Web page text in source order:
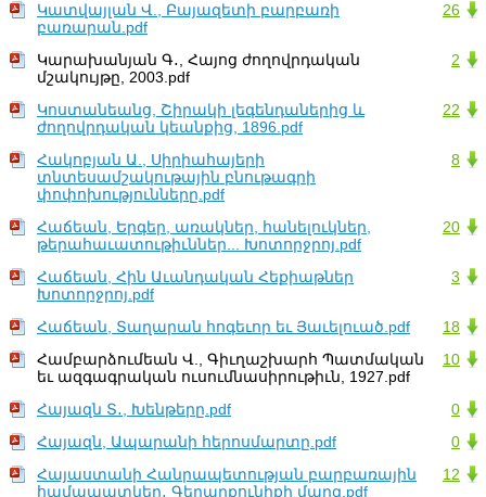
26
Կատվայլան Վ., Բայազետի բարբառի
բառարան.pdf
2
Կարախանյան Գ․, Հայոց ժողովրդական
մշակույթը, 2003.pdf
22
Կոստանեանց, Շիրակի լեգենդաներից և
ժողովրդական կեանքից, 1896.pdf
8
Հակոբյան Ա., Սիրիահայերի
տնտեսամշակութային բնութագրի
փոփոխությունները.pdf
20
Հաճեան, Երգեր, առակներ, հանելուկներ,
թերահաւատութիւններ... Խոտորջրոյ.pdf
3
Հաճեան, Հին Աւանդական Հեքիաթներ
Խոտորջրոյ.pdf
18
Հաճեան, Տաղարան հոգեւոր եւ Յաւելուած.pdf
10
Համբարձումեան Վ., Գիւղաշխարհ Պատմական
եւ ազգագրական ուսումնասիրութիւն, 1927.pdf
0
Հայազն Տ․, Խենթերը.pdf
0
Հայազն, Ապարանի հերոսմարտը.pdf
12
Հայաստանի Հանրապետության բարբառային
համապատկեր․ Գեղարքունիքի մարզ.pdf